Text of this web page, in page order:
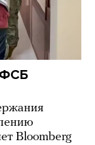
ФСБ
Bloomberg